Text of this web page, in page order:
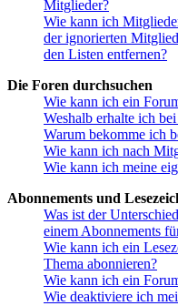
Mitglieder?
Wie kann ich
der ignorierten
den Listen entfernen?
Die Foren durchsuchen
Wie kann ich ein
Weshalb erhalte ich
Warum bekomme ich
Wie kann ich nach
Wie kann ich meine
Abonnements und
Was ist der
einem Abonnements
Wie kann ich ein
Thema abonnieren?
Wie kann ich ein
Wie deaktiviere ich